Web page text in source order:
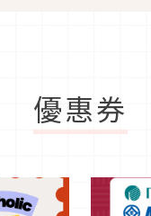
優惠券